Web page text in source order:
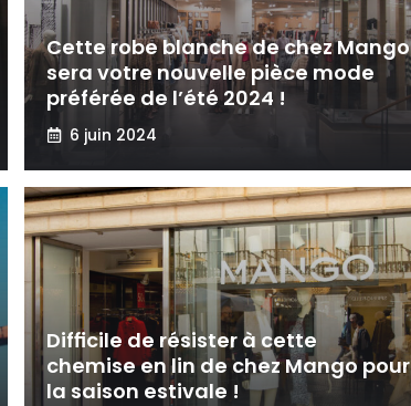
Cette robe blanche de chez Mango
sera votre nouvelle pièce mode
préférée de l’été 2024 !
6 juin 2024
Difficile de résister à cette
chemise en lin de chez Mango pour
la saison estivale !